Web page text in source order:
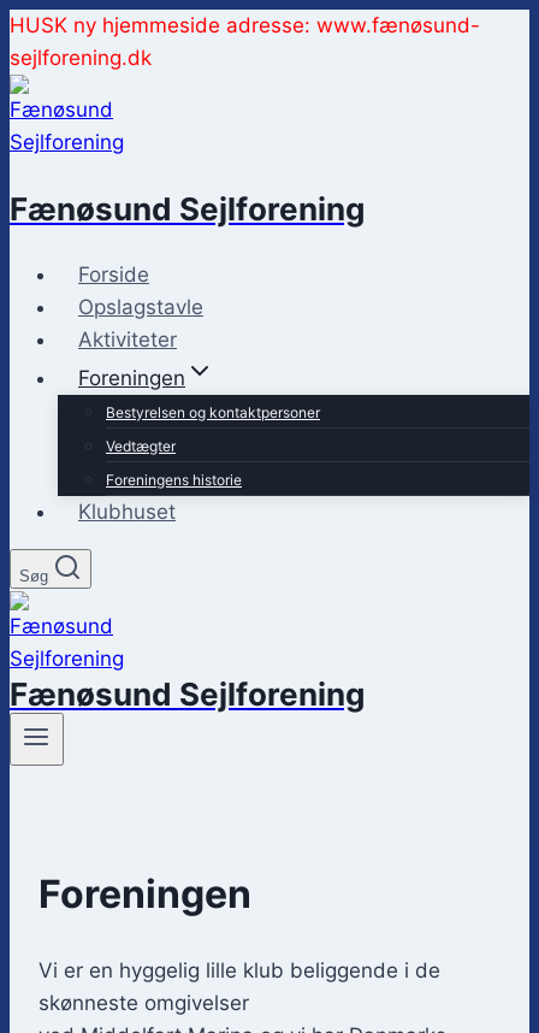
Fortsæt
til
indhold
HUSK ny hjemmeside adresse: www.fænøsund-
sejlforening.dk
Fænøsund Sejlforening
Forside
Opslagstavle
Aktiviteter
Foreningen
Bestyrelsen og kontaktpersoner
Vedtægter
Foreningens historie
Klubhuset
Søg
Fænøsund Sejlforening
Foreningen
Vi er en hyggelig lille klub beliggende i de
skønneste omgivelser